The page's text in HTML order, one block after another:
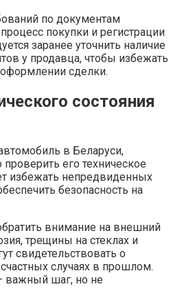
по документам
покупки и регистрации
заранее уточнить наличие
у продавца, чтобы избежать
сделки.
состояния
в Беларуси,
его техническое
избежать непредвиденных
безопасность на
внимание на внешний
трещины на стеклах и
свидетельствовать о
случаях в прошлом.
важный шаг, но не